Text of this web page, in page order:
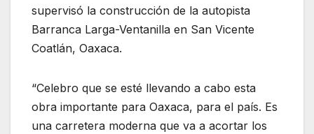
supervisó la construcción de la autopista
Barranca Larga-Ventanilla en San Vicente
Coatlán, Oaxaca.
“Celebro que se esté llevando a cabo esta
obra importante para Oaxaca, para el país. Es
una carretera moderna que va a acortar los